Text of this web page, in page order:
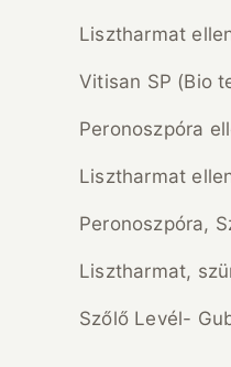
Lisztharmat
Vitisan SP (Bio
Peronoszpóra
Lisztharmat
Peronoszpóra,
Lisztharmat,
Szőlő Levél-